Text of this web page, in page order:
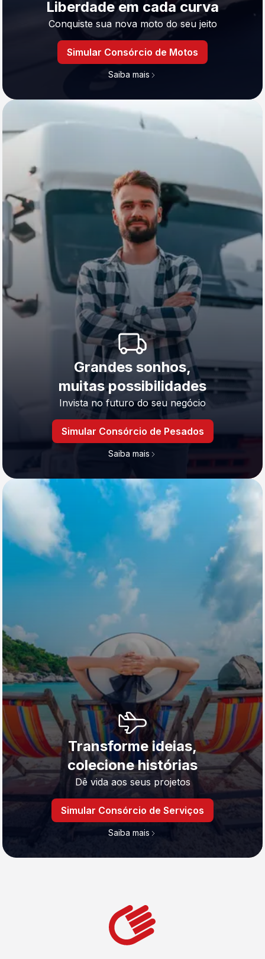
Liberdade em cada curva
Conquiste sua nova moto do seu jeito
Simular Consórcio de Motos
Saiba mais
Grandes sonhos,
muitas possibilidades
Invista no futuro do seu negócio
Simular Consórcio de Pesados
Saiba mais
Transforme ideias,
colecione histórias
Dê vida aos seus projetos
Simular Consórcio de Serviços
Saiba mais